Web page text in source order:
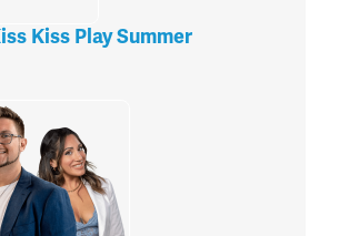
Kiss Play Summer